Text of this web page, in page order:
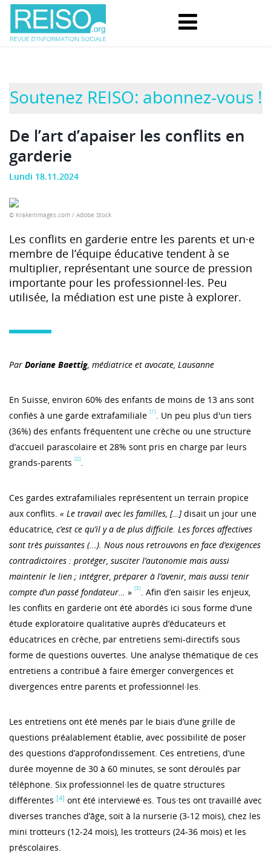
Soutenez REISO: abonnez-vous !
De l’art d’apaiser les conflits en
garderie
Lundi 18.11.2024
© Krakenimages.com / Adobe Stock
Les conflits en garderie entre les parents et un·e
membre de l’équipe éducative tendent à se
multiplier, représentant une source de pression
importante pour les professionnel·les. Peu
utilisée, la médiation est une piste à explorer.
Par Doriane Baettig, médiatrice et avocate, Lausanne
En Suisse, environ 60% des enfants de moins de 13 ans sont
confiés à une garde extrafamiliale [1] . Un peu plus d'un tiers
(36%) des enfants fréquentent une crèche ou une structure
d’accueil parascolaire et 28% sont pris en charge par leurs
grands-parents [2] .
Ces gardes extrafamiliales représentent un terrain propice
aux conflits. « Le travail avec les familles, […]disait un jour une
éducatrice, c’est ce qu’il y a de plus difficile. Les forces affectives
sont très puissantes (...). Nous nous retrouvons en face d’exigences
contradictoires : protéger, susciter l’autonomie mais aussi
maintenir le lien ; intégrer, préparer à l’avenir, mais aussi tenir
compte d’un passé fondateur… » [3] . Afin d’en saisir les enjeux,
les conflits en garderie ont été abordés ici sous forme d’une
étude exploratoire qualitative auprès d’éducateurs et
éducatrices en crèche, par entretiens semi-directifs sous
forme de questions ouvertes. Une analyse thématique de ces
entretiens a contribué à faire émerger convergences et
divergences entre parents et professionnel·les.
Les entretiens ont été menés par le biais d’une grille de
questions préalablement établie, avec possibilité de poser
des questions d’approfondissement. Ces entretiens, d’une
durée moyenne de 30 à 60 minutes, se sont déroulés par
téléphone. Six professionnel·les de quatre structures
différentes [4] ont été interviewé·es. Tous·tes ont travaillé avec
diverses tranches d’âge, soit à la nurserie (3-12 mois), chez les
mini trotteurs (12-24 mois), les trotteurs (24-36 mois) et les
préscolaires.